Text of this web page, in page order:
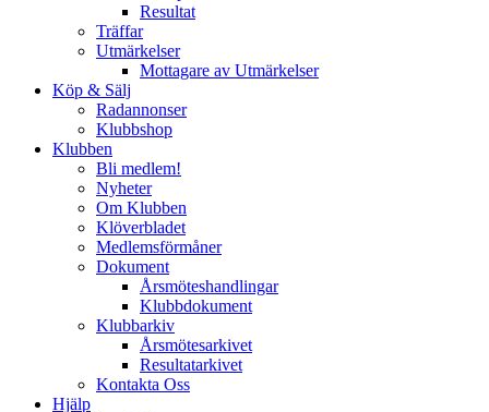
Resultat
Träffar
Utmärkelser
Mottagare av Utmärkelser
Köp & Sälj
Radannonser
Klubbshop
Klubben
Bli medlem!
Nyheter
Om Klubben
Klöverbladet
Medlemsförmåner
Dokument
Årsmöteshandlingar
Klubbdokument
Klubbarkiv
Årsmötesarkivet
Resultatarkivet
Kontakta Oss
Hjälp